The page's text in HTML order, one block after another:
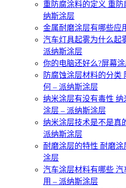
重防腐涂料的定义 重
纳斯涂层
金属耐磨涂层有哪些应
汽车灯具起雾为什么起
派纳斯涂层
你的电脑还好么?屏幕
防腐蚀涂层材料的分类
何 – 派纳斯涂层
纳米涂层有没有毒性
涂层 – 派纳斯涂层
纳米涂层技术是不是真
派纳斯涂层
耐磨涂层的特性 耐磨
涂层
汽车涂层材料有哪些
用 – 派纳斯涂层